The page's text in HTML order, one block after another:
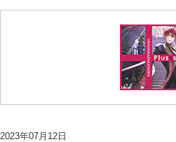
2023年07月12日